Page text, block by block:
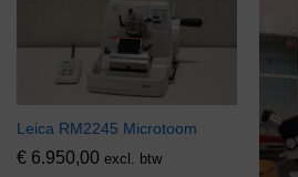
Leica RM2245 Microtoom
€ 6.950,00 excl. btw